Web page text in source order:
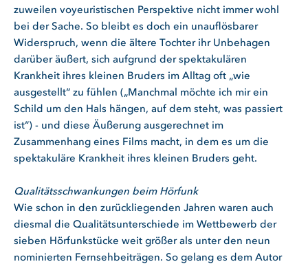
zuweilen voyeuristischen Perspektive nicht immer wohl
bei der Sache. So bleibt es doch ein unauflösbarer
Widerspruch, wenn die ältere Tochter ihr Unbehagen
darüber äußert, sich aufgrund der spektakulären
Krankheit ihres kleinen Bruders im Alltag oft „wie
ausgestellt“ zu fühlen („Manchmal möchte ich mir ein
Schild um den Hals hängen, auf dem steht, was passiert
ist“) - und diese Äußerung ausgerechnet im
Zusammenhang eines Films macht, in dem es um die
spektakuläre Krankheit ihres kleinen Bruders geht.
Qualitätsschwankungen beim Hörfunk
Wie schon in den zurückliegenden Jahren waren auch
diesmal die Qualitätsunterschiede im Wettbewerb der
sieben Hörfunkstücke weit größer als unter den neun
nominierten Fernsehbeiträgen. So gelang es dem Autor